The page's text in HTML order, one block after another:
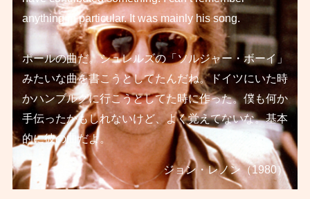
anything in particular. It was mainly his song.
ポールの曲だ。シュレルズの「ソルジャー・ボーイ」
みたいな曲を書こうとしてたんだね。ドイツにいた時
かハンブルグに行こうとしてた時に作った。僕も何か
手伝ったかもしれないけど、よく覚えてないな。基本
的に彼の曲だよ。
ジョン・レノン（1980）